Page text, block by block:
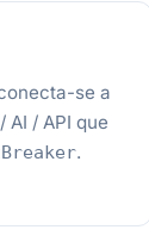
se a
AI / API que
.